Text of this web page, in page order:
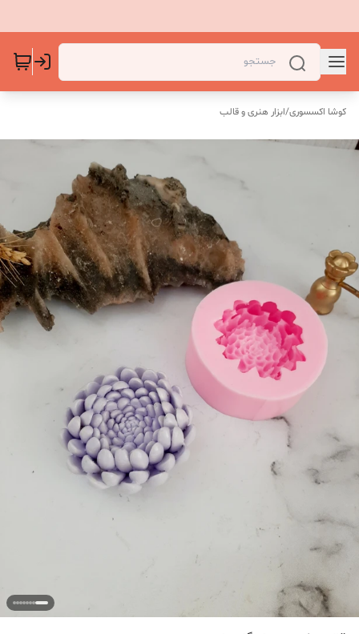
کوشا اکسسوری/ابزار هنری و قالب